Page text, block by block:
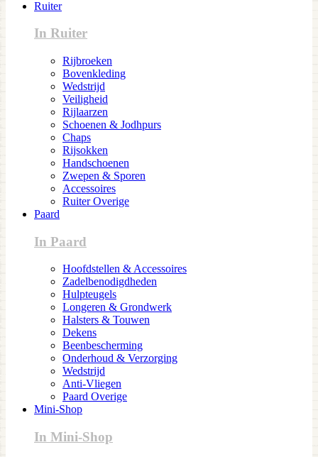
Ruiter
In Ruiter
Rijbroeken
Bovenkleding
Wedstrijd
Veiligheid
Rijlaarzen
Schoenen & Jodhpurs
Chaps
Rijsokken
Handschoenen
Zwepen & Sporen
Accessoires
Ruiter Overige
Paard
In Paard
Hoofdstellen & Accessoires
Zadelbenodigdheden
Hulpteugels
Longeren & Grondwerk
Halsters & Touwen
Dekens
Beenbescherming
Onderhoud & Verzorging
Wedstrijd
Anti-Vliegen
Paard Overige
Mini-Shop
In Mini-Shop